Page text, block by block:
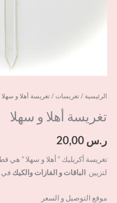
الرئيسية / تغريسات / تغريسة أهلا و سهلا
تغريسة أهلا و سهلا
ر.س
تغريسة أكريليك “ أهلا و سهلا ” هي
لتزيين
الباقات و الفازات والكيك في
موقع التوصيل و السعر